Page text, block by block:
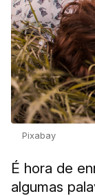
Pixabay
É hora de
algumas